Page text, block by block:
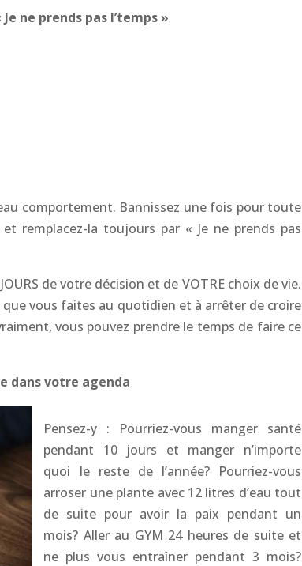
ne prends pas l’temps »
comportement. Bannissez une fois pour toute
et remplacez-la toujours par « Je ne prends pas
de votre décision et de VOTRE choix de vie.
vous faites au quotidien et à arrêter de croire
vous pouvez prendre le temps de faire ce
dans votre agenda
Pensez-y : Pourriez-vous manger santé
pendant 10 jours et manger n’importe
quoi le reste de l’année? Pourriez-vous
arroser une plante avec 12 litres d’eau tout
de suite pour avoir la paix pendant un
mois? Aller au GYM 24 heures de suite et
ne plus vous entraîner pendant 3 mois?